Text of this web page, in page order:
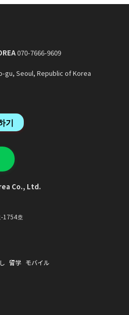
070-7666-9609
gu, Seoul, Republic of Korea
기
Co., Ltd.
1754호
留学 モバイル